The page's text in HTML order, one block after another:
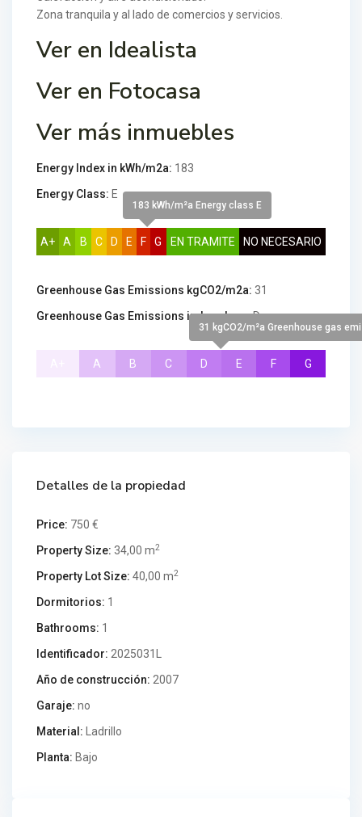
Zona tranquila y al lado de comercios y servicios.
Ver en Idealista
Ver en Fotocasa
Ver más inmuebles
Energy Index in kWh/m2a: 183
Energy Class: E
A+ A B C D
183 kWh/m²a Energy class E
E F G EN TRAMITE NO NECESARIO
Greenhouse Gas Emissions kgCO2/m2a: 31
Greenhouse Gas Emissions index class:D
A B C
31 kgCO2/m²a Greenhouse gas
D E F G
Detalles de la propiedad
Price: 750 €
Property Size: 34,00 m2
Property Lot Size: 40,00 m2
Dormitorios: 1
Bathrooms: 1
Identificador: 2025031L
Año de construcción: 2007
Garaje: no
Material: Ladrillo
Planta: Bajo